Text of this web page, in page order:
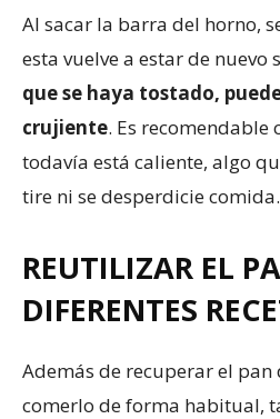
Al sacar la barra del horno,
esta vuelve a estar de nuevo
que se haya tostado,
crujiente. Es recomendable
todavía está caliente, algo
tire ni se desperdicie comida.
REUTILIZAR EL
DIFERENTES
Además de recuperar el
comerlo de forma habitual,